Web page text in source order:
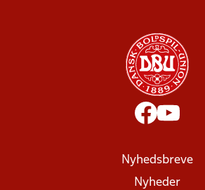
Nyhedsbreve
Nyheder